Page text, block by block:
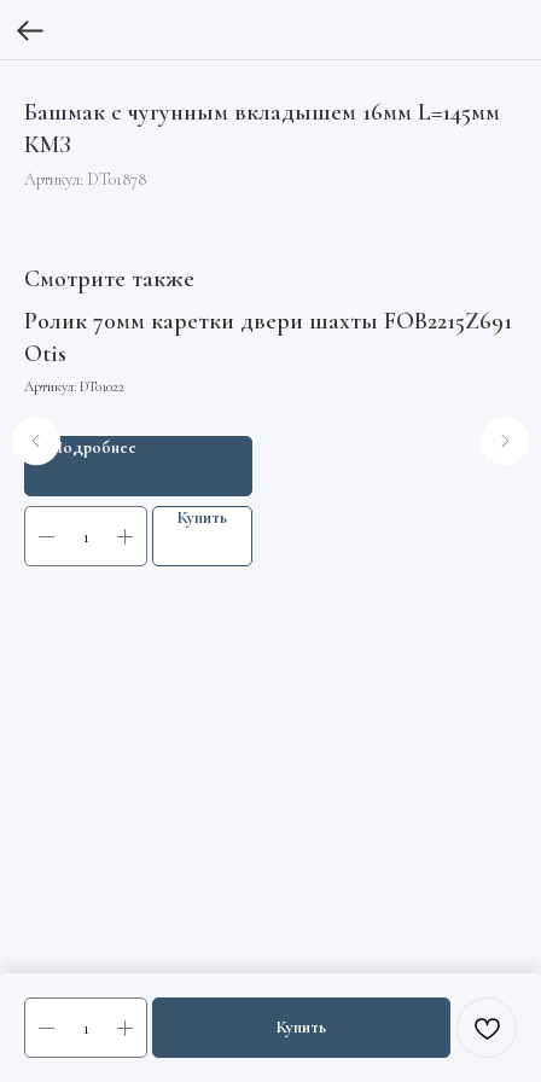
Башмак с чугунным вкладышем 16мм L=145мм
КМЗ
Артикул: DT01878
Купить
Смотрите также
Ролик 70мм каретки двери шахты FOB2215Z691
Otis
Артикул: DT01022
Подробнее
Купить